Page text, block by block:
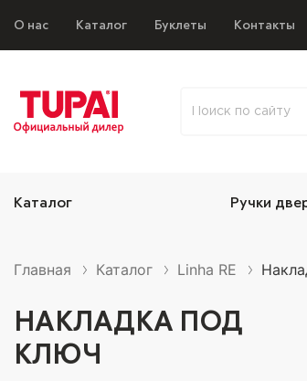
О нас Каталог Буклеты Контакты
Каталог Ручки
Главная Каталог Linha RE
НАКЛАДКА ПОД
КЛЮЧ